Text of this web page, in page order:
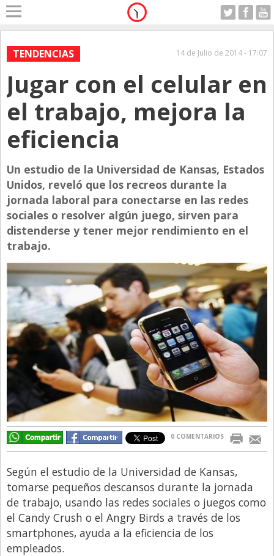
Home
A Motor
Anticipo
Campo
Carrera & Emprendedores
Coleccionistas
Con Estilo
De Bolsillo
Diarios de Argentina
Diarios del Mundo
Directivos
Ecología y Ambiente
Economía
El Experto
El Innovador
El Precio Que Yo Ví
Entrevista
Entrevista Exclusiva
Gastronomia
Internacionales
La Opinión del Director
Legales
Viernes 07.08.2026
TENDENCIAS 14 de Julio de 2014 - 17:07
Jugar con el celular en
el trabajo, mejora la
eficiencia
Un estudio de la Universidad de Kansas, Estados
Unidos, reveló que los recreos durante la
jornada laboral para conectarse en las redes
sociales o resolver algún juego, sirven para
distenderse y tener mejor rendimiento en el
trabajo.
0 COMENTARIOS
Según el estudio de la Universidad de Kansas,
tomarse pequeños descansos durante la jornada
de trabajo, usando las redes sociales o juegos como
el Candy Crush o el Angry Birds a través de los
smartphones, ayuda a la eficiencia de los
empleados.